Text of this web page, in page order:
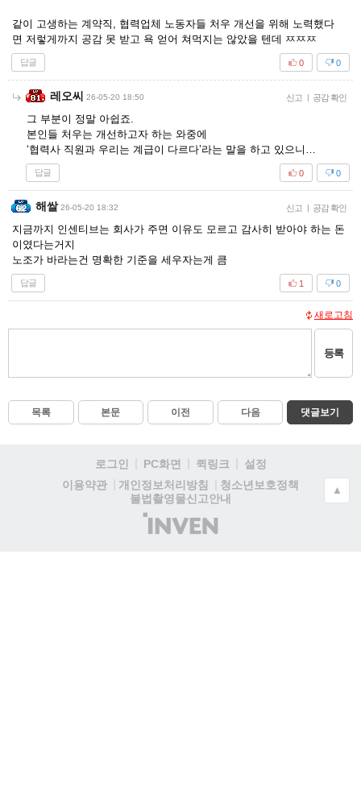
같이 고생하는 계약직, 협력업체 노동자들 처우 개선을 위해 노력했다
면 저렇게까지 공감 못 받고 욕 얻어 쳐먹지는 않았을 텐데 ㅉㅉㅉ
답글 0
0
레오씨 26-05-20 18:50 신고 | 공감 확인
그 부분이 정말 아쉽죠.
본인들 처우는 개선하고자 하는 와중에
‘협력사 직원과 우리는 계급이 다르다’라는 말을 하고 있으니…
답글 0
0
해쌀 26-05-20 18:32 신고 | 공감 확인
지금까지 인센티브는 회사가 주면 이유도 모르고 감사히 받아야 하는 돈
이였다는거지
노조가 바라는건 명확한 기준을 세우자는게 큼
답글 0
1
새로고침
등록
목록 본문 이전 다음 댓글보기
로그인 PC화면 퀵링크
설정
이용약관
개인정보처리방침
청소년보호정책
불법촬영물신고안내
(주)
인
▲